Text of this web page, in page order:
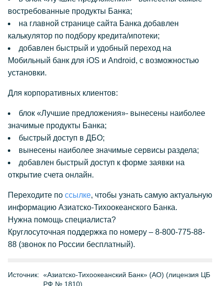
востребованные продукты Банка;
на главной странице сайта Банка добавлен
калькулятор по подбору кредита/ипотеки;
добавлен быстрый и удобный переход на
Мобильный банк для iOS и Android, с возможностью
установки.
Для корпоративных клиентов:
блок «Лучшие предложения»- вынесены наиболее
значимые продукты Банка;
быстрый доступ в ДБО;
вынесены наиболее значимые сервисы раздела;
добавлен быстрый доступ к форме заявки на
открытие счета онлайн.
Переходите по ссылке, чтобы узнать самую актуальную
информацию Азиатско-Тихоокеанского Банка.
Нужна помощь специалиста?
Круглосуточная поддержка по номеру – 8-800-775-88-
88 (звонок по России бесплатный).
Источник: «Азиатско-Тихоокеанский Банк» (АО) (лицензия ЦБ
РФ № 1810)